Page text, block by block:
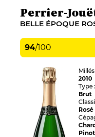
Perrier-
BELLE ÉPOQUE
94/100
2010
Type :
Brut
Rosé